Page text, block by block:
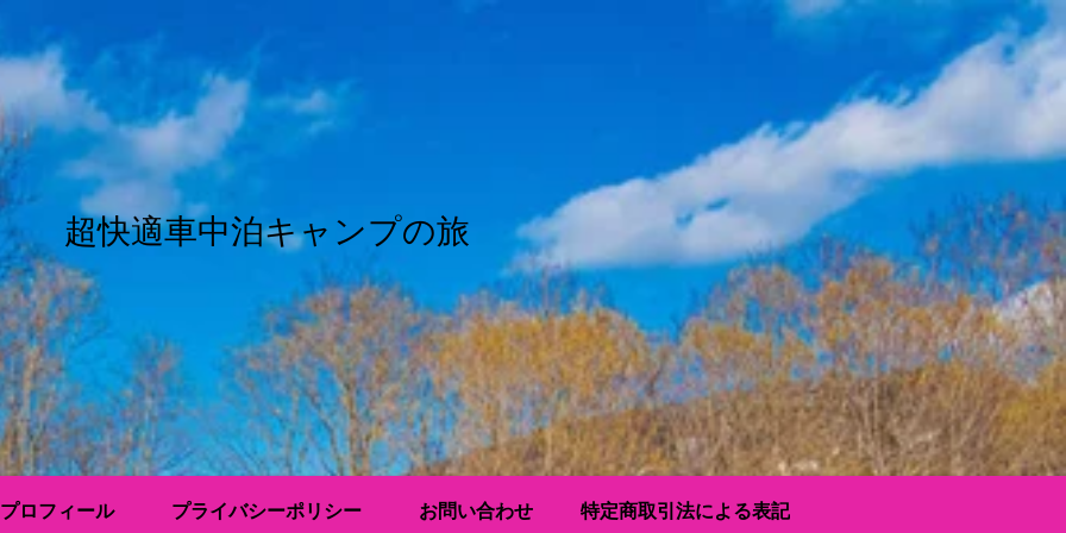
超快適車中泊キャンプの旅
プロフィール プライバシーポリシー お問い合わせ 特定商取引法による表記